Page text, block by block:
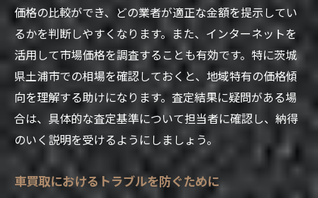
価格の比較ができ、どの業者が適正な金額を提示してい
るかを判断しやすくなります。また、インターネットを
活用して市場価格を調査することも有効です。特に茨城
県土浦市での相場を確認しておくと、地域特有の価格傾
向を理解する助けになります。査定結果に疑問がある場
合は、具体的な査定基準について担当者に確認し、納得
のいく説明を受けるようにしましょう。
車買取におけるトラブルを防ぐために